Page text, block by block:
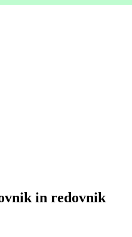
in redovnik